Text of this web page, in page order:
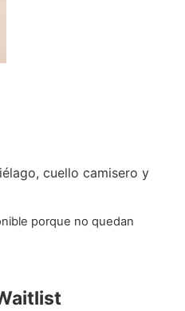
cuello camisero y
porque no quedan